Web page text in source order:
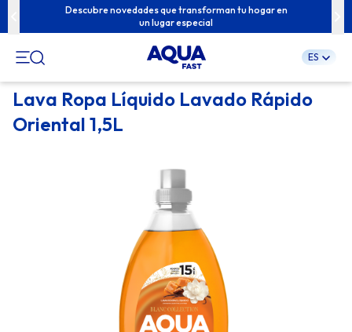
Pular
para
Descubre novedades que transforman tu hogar en
un lugar especial
ES
Lava Ropa Líquido Lavado Rápido
Oriental 1,5L